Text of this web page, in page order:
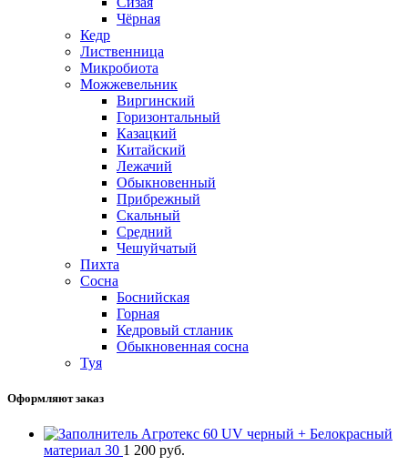
Чёрная
Кедр
Лиственница
Микробиота
Можжевельник
Виргинский
Горизонтальный
Казацкий
Китайский
Лежачий
Обыкновенный
Прибрежный
Скальный
Средний
Чешуйчатый
Пихта
Сосна
Боснийская
Горная
Кедровый стланик
Обыкновенная сосна
Туя
Оформляют заказ
Агротекс 60 UV черный + Белокрасный
материал 30 1 200 руб.